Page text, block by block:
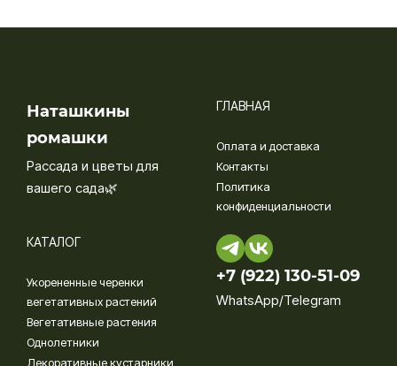
Наташкины
ромашки
Рассада и цветы для
вашего сада🌿
ГЛАВНАЯ
Оплата и доставка
Контакты
Политика
конфиденциальности
КАТАЛОГ
Укорененные черенки
вегетативных растений
Вегетативные растения
Однолетники
Декоративные кустарники
+7 (922) 130-51-09‬
WhatsApp/Telegram